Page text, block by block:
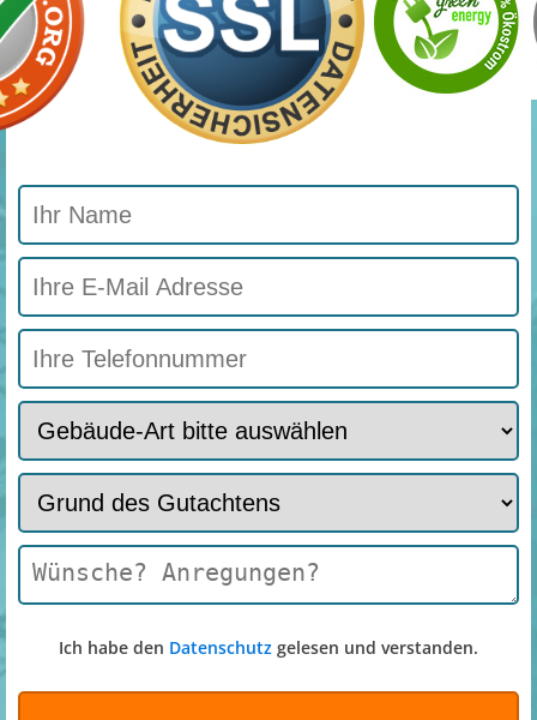
Ich habe den Datenschutz gelesen und verstanden.